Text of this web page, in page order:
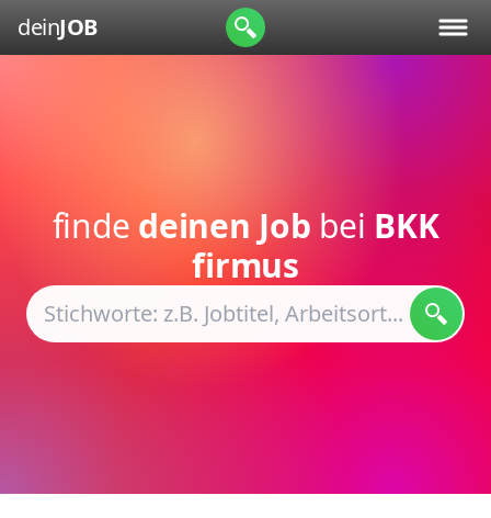
deinJOB
finde deinen Job bei BKK
firmus